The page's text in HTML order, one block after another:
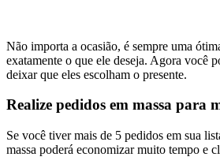
Não importa a ocasião, é sempre uma
exatamente o que ele deseja. Agora você
deixar que eles escolham o presente.
Realize pedidos em massa para
Se você tiver mais de 5 pedidos em sua
massa poderá economizar muito tempo e